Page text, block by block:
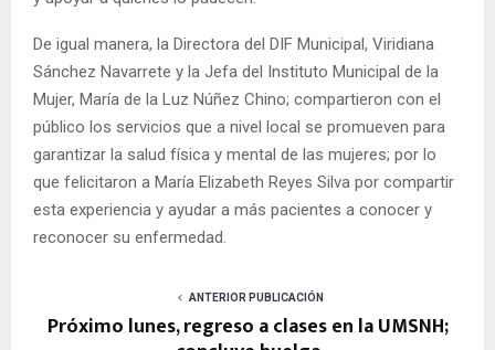
De igual manera, la Directora del DIF Municipal, Viridiana
Sánchez Navarrete y la Jefa del Instituto Municipal de la
Mujer, María de la Luz Núñez Chino; compartieron con el
público los servicios que a nivel local se promueven para
garantizar la salud física y mental de las mujeres; por lo
que felicitaron a María Elizabeth Reyes Silva por compartir
esta experiencia y ayudar a más pacientes a conocer y
reconocer su enfermedad.
ANTERIOR PUBLICACIÓN
Próximo lunes, regreso a clases en la UMSNH;